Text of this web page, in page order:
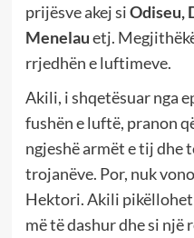
prijësve akej siOdiseu,
Menelauetj.
rrjedhën e luftimeve.
Akili, i shqetësuar nga
fushën e luftë, pranon
ngjeshë armët e tij dhe
trojanëve. Por, nuk
Hektori. Akili
më të dashur dhe si një